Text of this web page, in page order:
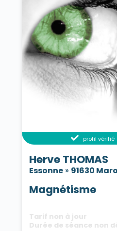
profil vérifié
Herve THOMAS
Essonne» 91630
Magnétisme
Tarif non à jour
Durée de séance non